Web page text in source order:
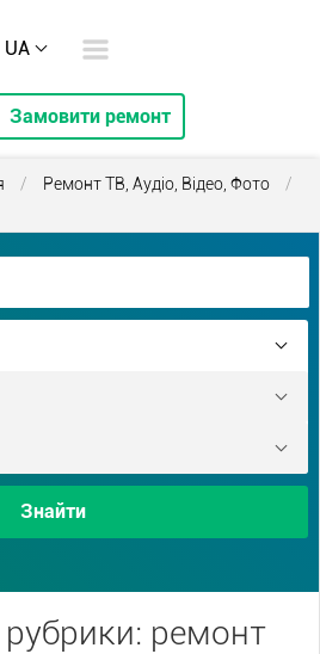
UA
Замовити ремонт
/ Ремонт ТВ, Аудіо, Відео, Фото
/
Знайти
ремонт